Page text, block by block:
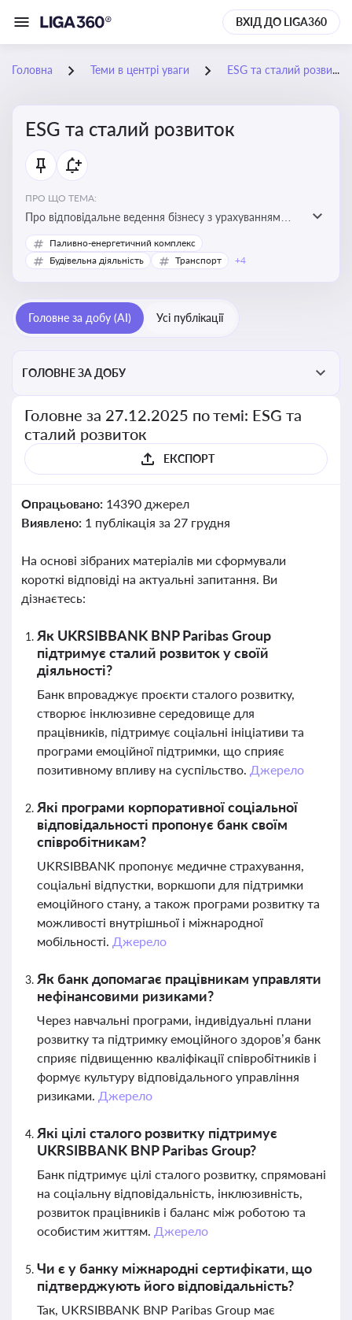
ВХІД ДО LIGA360
Головна Теми в центрі уваги ESG та сталий розвиток
ESG та сталий розвиток
ПРО ЩО ТЕМА:
Про відповідальне ведення бізнесу з урахуванням
екологічних, соціальних та управлінських факторів
для досягнення довгострокової сталості
Паливно-енергетичний комплекс
Будівельна діяльність
Транспорт +4
Головне за добу (AI) Усі публікації
ГОЛОВНЕ ЗА ДОБУ
Головне за 27.12.2025 по темі: ESG та
сталий розвиток
ЕКСПОРТ
Опрацьовано: 14390 джерел
Виявлено: 1 публікація за 27 грудня
На основі зібраних матеріалів ми сформували
короткі відповіді на актуальні запитання. Ви
дізнаєтесь:
Як UKRSIBBANK BNP Paribas Group
підтримує сталий розвиток у своїй
діяльності?
Банк впроваджує проєкти сталого розвитку,
створює інклюзивне середовище для
працівників, підтримує соціальні ініціативи та
програми емоційної підтримки, що сприяє
позитивному впливу на суспільство. Джерело
Які програми корпоративної соціальної
відповідальності пропонує банк своїм
співробітникам?
UKRSIBBANK пропонує медичне страхування,
соціальні відпустки, воркшопи для підтримки
емоційного стану, а також програми розвитку та
можливості внутрішньої і міжнародної
мобільності. Джерело
Як банк допомагає працівникам управляти
нефінансовими ризиками?
Через навчальні програми, індивідуальні плани
розвитку та підтримку емоційного здоров’я банк
сприяє підвищенню кваліфікації співробітників і
формує культуру відповідального управління
ризиками. Джерело
Які цілі сталого розвитку підтримує
UKRSIBBANK BNP Paribas Group?
Банк підтримує цілі сталого розвитку, спрямовані
на соціальну відповідальність, інклюзивність,
розвиток працівників і баланс між роботою та
особистим життям. Джерело
Чи є у банку міжнародні сертифікати, що
підтверджують його відповідальність?
Так, UKRSIBBANK BNP Paribas Group має